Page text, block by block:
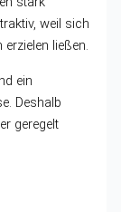
weil sich
ließen.
ein
Deshalb
geregelt